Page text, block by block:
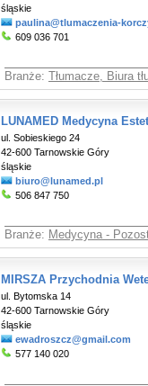
śląskie
paulina@tlumaczenia-
609 036 701
Branże: Tłumacze, Biura
LUNAMED Medycyna
ul. Sobieskiego 24
42-600 Tarnowskie Góry
śląskie
biuro@lunamed.pl
506 847 750
Branże: Medycyna -
MIRSZA Przychodnia
ul. Bytomska 14
42-600 Tarnowskie Góry
śląskie
ewadroszcz@gmail.com
577 140 020